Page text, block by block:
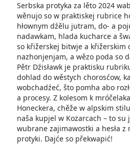
Serbska protyka za lěto 2024
wěnujo so w praktiskej rubrice
hłownym dźělu jutram, do- a
nadawkam, hlada kucharce a
so křižerskej bitwje a křižerskim
nazhonjenjam, a wězo poda so
Pětr Dźisławk je praktisku
dohlad do wěstych chorosćow,
wobchadźeć, što pomha abo
a procesy. Z kolesom k
Honeckera, chěže w alpskim
naša kupjel w Kozarcach – to su
wubrane zajimawostki a hesła z
protyki. Dajće so překwapić!